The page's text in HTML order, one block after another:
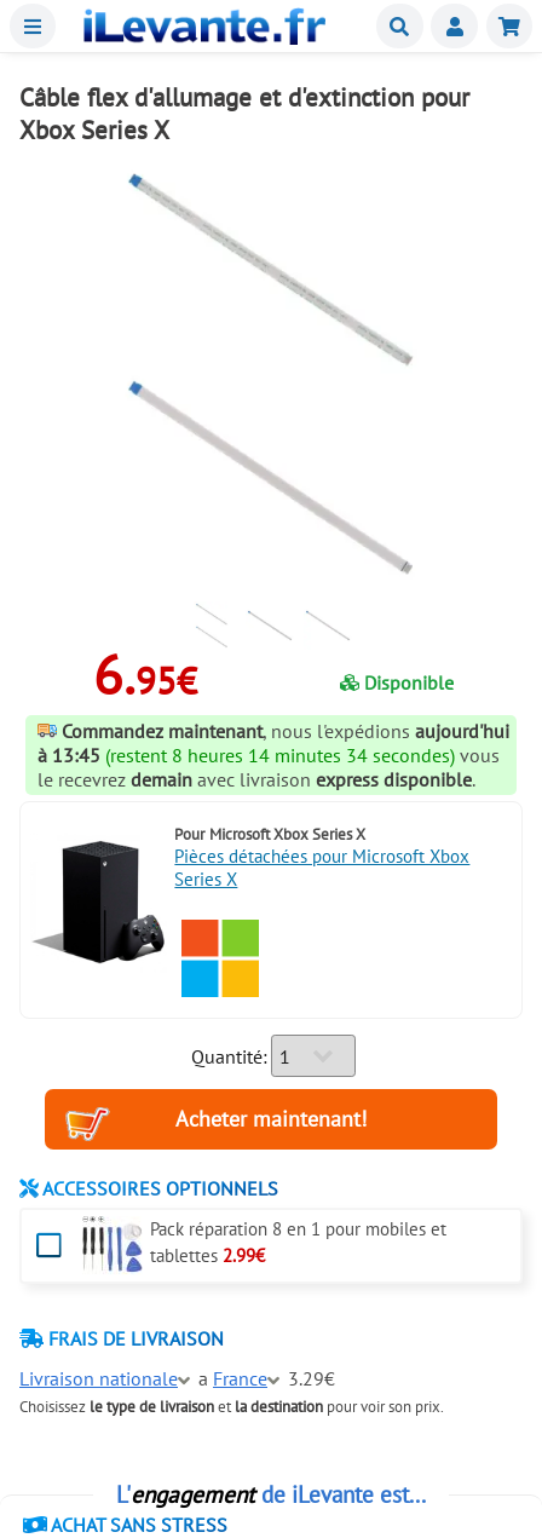
Menu Buscar
Câble flex d'allumage et d'extinction pour
Xbox Series X
6.95€
Disponible
Commandez maintenant, nous l'expédions aujourd'hui
à 13:45 (restent 8 heures 14 minutes 34 secondes) vous
le recevrez demain avec livraison express disponible.
Pour Microsoft Xbox Series X
Pièces détachées pour Microsoft Xbox
Series X
Quantité:
ACCESSOIRES OPTIONNELS
Pack réparation 8 en 1 pour mobiles et
tablettes 2.99€
FRAIS DE LIVRAISON
Livraison nationale
a France 3.29€
Choisissez le type de livraisonetla destination pour voir son prix.
L'engagementde iLevante est...
ACHAT SANS STRESS